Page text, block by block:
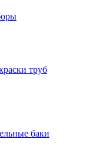
труб
баки